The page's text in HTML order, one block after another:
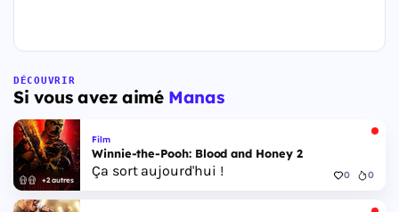
DÉCOUVRIR
Si vous avez aimé Manas
+2 autres
Film
Winnie-the-Pooh: Blood and Honey 2
Ça sort aujourd'hui ! 0 0